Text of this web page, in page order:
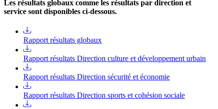
Les résultats globaux comme les résultats par direction et
service sont disponibles ci-dessous.
Rapport résultats globaux
Rapport résultats Direction culture et développement urbain
Rapport résultats Direction sécurité et économie
Rapport résultats Direction sports et cohésion sociale